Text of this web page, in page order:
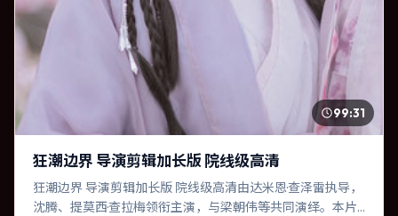
99:31
狂潮边界 导演剪辑加长版 院线级高清
狂潮边界 导演剪辑加长版 院线级高清由达米恩·查泽雷执导，
沈腾、提莫西·查拉梅领衔主演，与梁朝伟等共同演绎。本片